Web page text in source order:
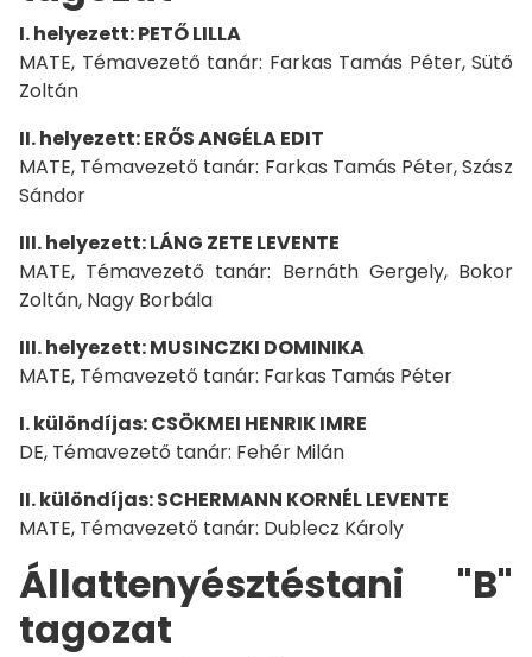
I. helyezett: PETŐ LILLA
MATE, Témavezető tanár: Farkas Tamás Péter, Sütő
Zoltán
II. helyezett: ERŐS ANGÉLA EDIT
MATE, Témavezető tanár: Farkas Tamás Péter, Szász
Sándor
III. helyezett: LÁNG ZETE LEVENTE
MATE, Témavezető tanár: Bernáth Gergely, Bokor
Zoltán, Nagy Borbála
III. helyezett: MUSINCZKI DOMINIKA
MATE, Témavezető tanár: Farkas Tamás Péter
I. különdíjas: CSÖKMEI HENRIK IMRE
DE, Témavezető tanár: Fehér Milán
II. különdíjas: SCHERMANN KORNÉL LEVENTE
MATE, Témavezető tanár: Dublecz Károly
Állattenyésztéstani "B"
tagozat